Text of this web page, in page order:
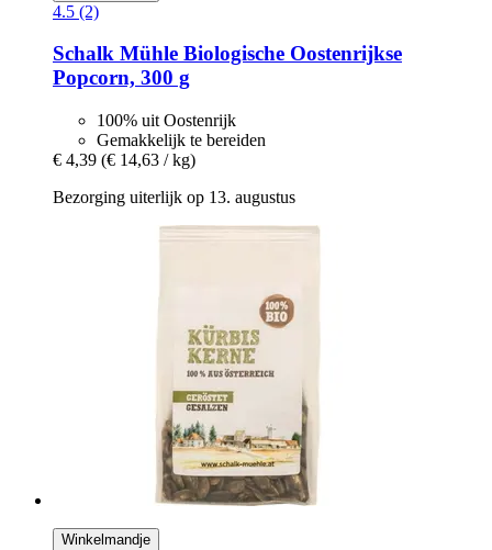
4.5 (2)
Schalk Mühle Biologische Oostenrijkse
Popcorn, 300 g
100% uit Oostenrijk
Gemakkelijk te bereiden
€ 4,39 (€ 14,63 / kg)
Bezorging uiterlijk op 13. augustus
Winkelmandje